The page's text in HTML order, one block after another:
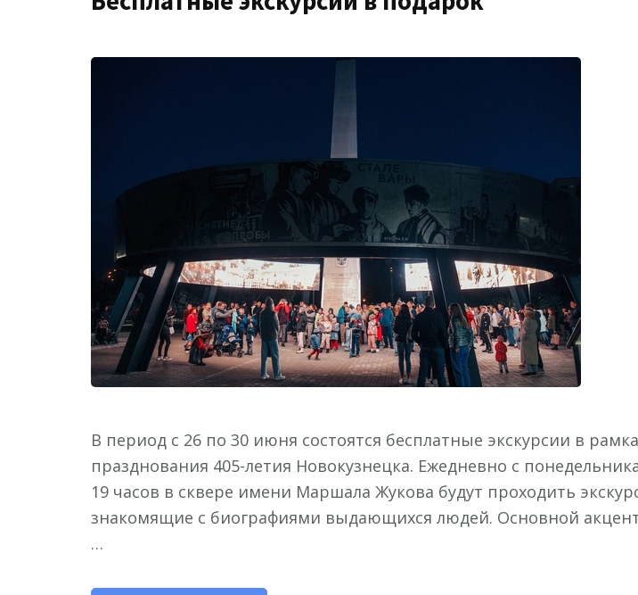
В период с 26 по 30 июня состоятся бесплатные экскурсии в
празднования 405-летия Новокузнецка. Ежедневно с
19 часов в сквере имени Маршала Жукова будут проходить
знакомящие с биографиями выдающихся людей. Основной акцент
…